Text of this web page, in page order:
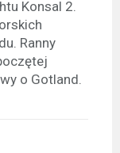
Konsal 2.
Ranny
o Gotland.